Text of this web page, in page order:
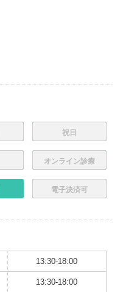
祝日
オンライン診療
電子決済可
13:30-18:00
13:30-18:00